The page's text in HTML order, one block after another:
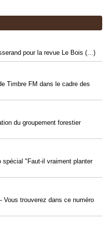
pour la revue Le Bois (…)
Timbre FM dans le cadre des
du groupement forestier
spécial "Faut-il vraiment planter
Vous trouverez dans ce numéro